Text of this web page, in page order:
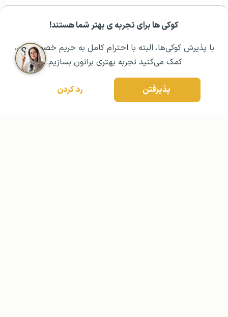
کوکی ها برای تجربه ی بهتر شما هستند!
با پذیرش کوکی‌ها، البته با احترام کامل به حریم خصوصیتون،
کمک می‌کنید تجربه بهتری براتون بسازیم.
پذیرفتن رد کردن
مشــاوره اولیه رایگان: ۰۲۱ ۴۳۰۰۰ ۰۲۱ رزرو مشاوره تخصصی